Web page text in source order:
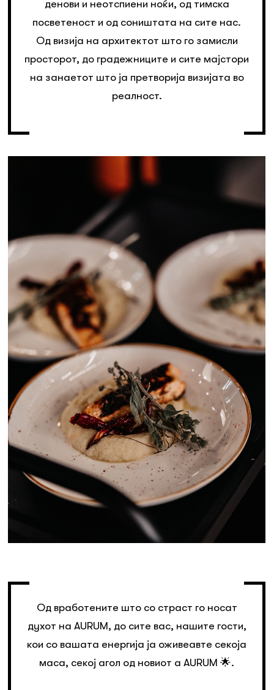
денови и неотспиени ноќи, од тимска
посветеност и од соништата на сите нас.
Од визија на архитектот што го замисли
просторот, до градежниците и сите мајстори
на занаетот што ја претворија визијата во
реалност.
Од вработените што со страст го носат
духот на AURUM, до сите вас, нашите гости,
кои со вашата енергија ја оживеавте секоја
маса, секој агол од новиот a AURUM 🌟.